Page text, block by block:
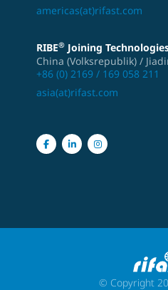
americas(at)rifast.com
RIBE® Joining
China (Volksrepublik) /
+86 (0) 2169 / 169 058 211
asia(at)rifast.com
© Copyright